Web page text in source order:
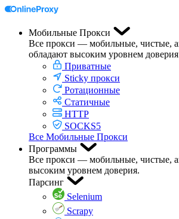
Мобильные Прокси
Все прокси — мобильные, чистые,
обладают высоким уровнем доверия
Приватные
Sticky прокси
Ротационные
Статичные
HTTP
SOCKS5
Все Мобильные Прокси
Программы
Все прокси — мобильные, чистые,
высоким уровнем доверия.
Парсинг
Selenium
Scrapy